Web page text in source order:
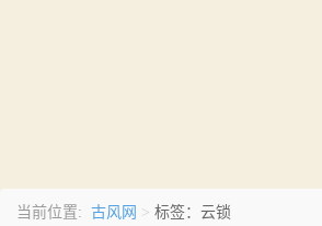
当前位置: 古风网 > 标签：云锁